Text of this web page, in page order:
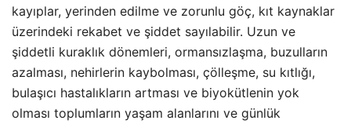
kayıplar, yerinden edilme ve zorunlu göç, kıt kaynaklar
üzerindeki rekabet ve şiddet sayılabilir. Uzun ve
şiddetli kuraklık dönemleri, ormansızlaşma, buzulların
azalması, nehirlerin kaybolması, çölleşme, su kıtlığı,
bulaşıcı hastalıkların artması ve biyokütlenin yok
olması toplumların yaşam alanlarını ve günlük